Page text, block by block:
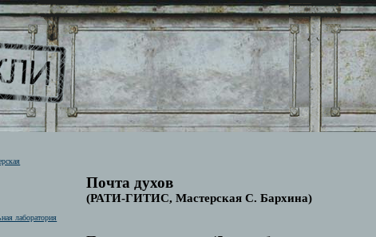
лаборатория
Почта духов
(РАТИ-ГИТИС, Мастерская С. Бархина)